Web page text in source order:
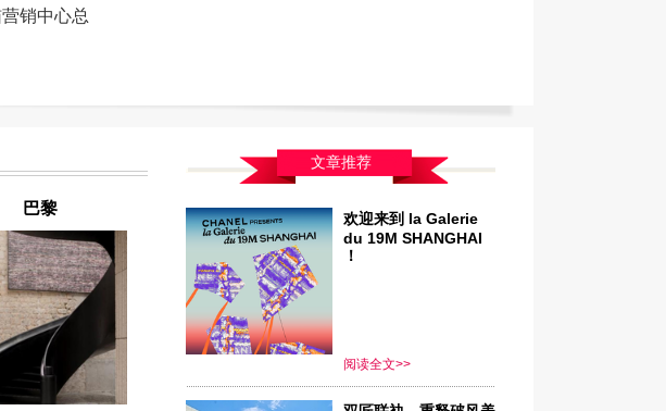
销中心总
巴黎
文章推荐
欢迎来到 la Galerie
du 19M SHANGHAI
！
阅读全文>>